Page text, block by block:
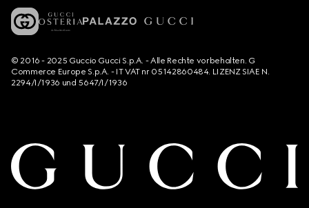
© 2016 - 2025 Guccio Gucci S.p.A. - Alle Rechte vorbehalten. G
Commerce Europe S.p.A. - IT VAT nr 05142860484. LIZENZ SIAE N.
2294/I/1936 und 5647/I/1936